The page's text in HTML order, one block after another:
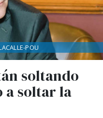
soltando
a soltar la
POU